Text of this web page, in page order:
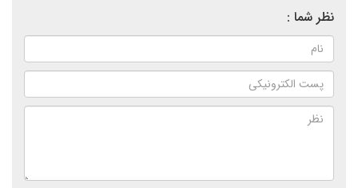
نظر شما :